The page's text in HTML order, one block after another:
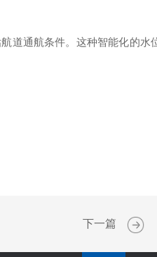
道通航条件。这种智能化的水
下一篇